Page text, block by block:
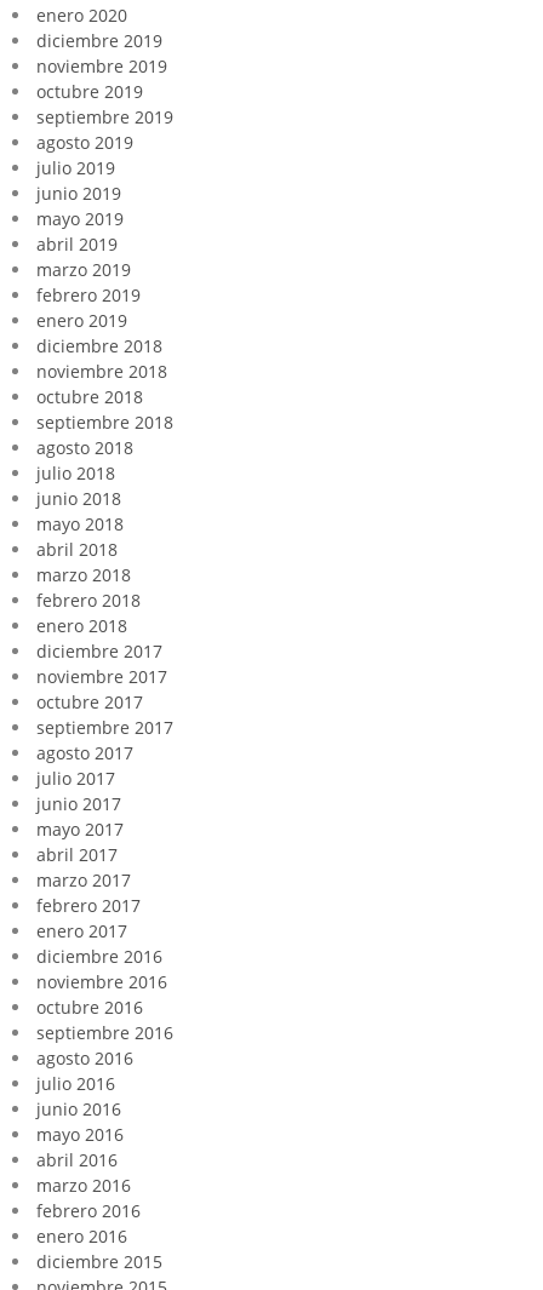
enero 2020
diciembre 2019
noviembre 2019
octubre 2019
septiembre 2019
agosto 2019
julio 2019
junio 2019
mayo 2019
abril 2019
marzo 2019
febrero 2019
enero 2019
diciembre 2018
noviembre 2018
octubre 2018
septiembre 2018
agosto 2018
julio 2018
junio 2018
mayo 2018
abril 2018
marzo 2018
febrero 2018
enero 2018
diciembre 2017
noviembre 2017
octubre 2017
septiembre 2017
agosto 2017
julio 2017
junio 2017
mayo 2017
abril 2017
marzo 2017
febrero 2017
enero 2017
diciembre 2016
noviembre 2016
octubre 2016
septiembre 2016
agosto 2016
julio 2016
junio 2016
mayo 2016
abril 2016
marzo 2016
febrero 2016
enero 2016
diciembre 2015